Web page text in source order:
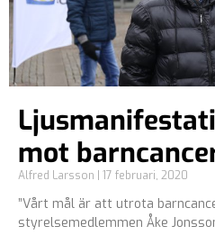
mot
Alfred Larsson 17 februari, 2020
”Vårt mål är att utrota
styrelsemedlemmen Åke